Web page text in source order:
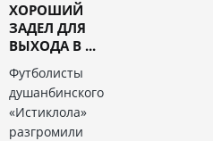
ХОРОШИЙ
ЗАДЕЛ ДЛЯ
ВЫХОДА В ...
Футболисты
душанбинского
«Истиклола»
разгромили